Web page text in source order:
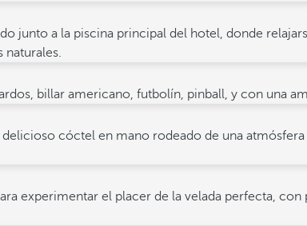
junto a la piscina principal del hotel, donde
naturales.
billar americano, futbolín, pinball, y con una
cóctel en mano rodeado de una
experimentar el placer de la velada perfecta,